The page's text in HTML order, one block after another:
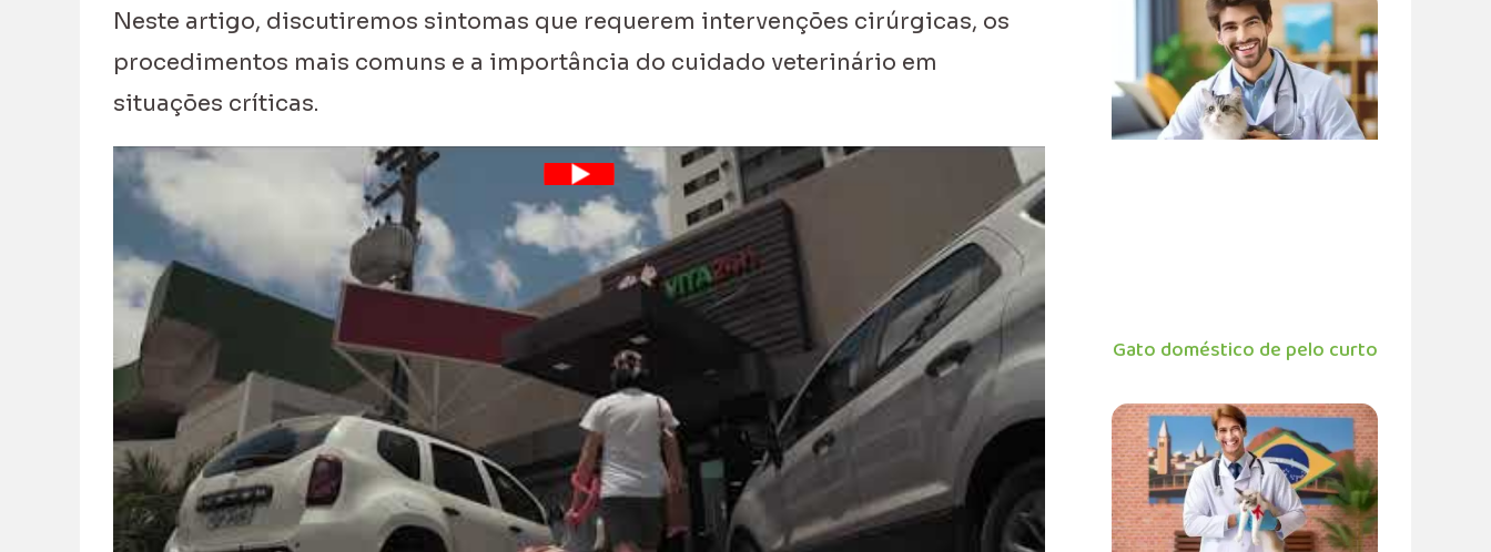
Neste artigo, discutiremos sintomas que requerem intervenções cirúrgicas, os
procedimentos mais comuns e a importância do cuidado veterinário em
situações críticas.
Gato doméstico de pelo curto